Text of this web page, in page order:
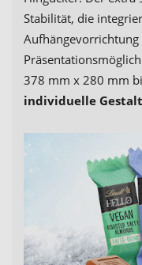
Stabilität, die
378 mm x 280 mm
individuelle